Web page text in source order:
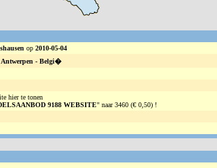
op 2010-05-04
Antwerpen - Belgi�
hier te tonen
9188 WEBSITE" naar 3460 (€ 0,50) !